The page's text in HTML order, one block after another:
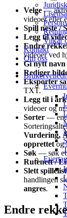
Vilkår
Kontakt
Om oss
Evertag
Velge—
videoer eller
Spill neste /
Legg til
Endre
videoer ved
Gi nytt navn
Rediger
Eksporter
TXT.
Legg til i
videoer og
Sorter —
Vurdering,
opprettetog
Søk — søk
Rutenett /
Slett
handlingen
angres.
Endre